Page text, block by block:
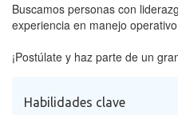
Buscamos personas con
experiencia en manejo
¡Postúlate y haz parte de un
Habilidades clave